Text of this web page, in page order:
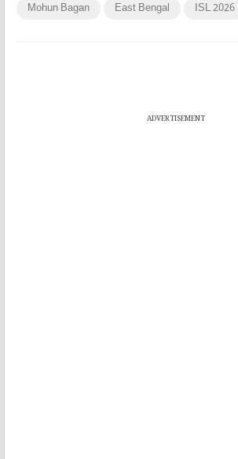
Mohun Bagan East Bengal ISL 2026
ADVERTISEMENT